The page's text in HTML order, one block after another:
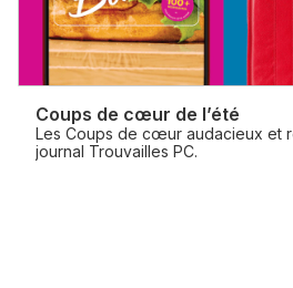
Coups de cœur de l’été
Les Coups de cœur audacieux et
journal Trouvailles PC.